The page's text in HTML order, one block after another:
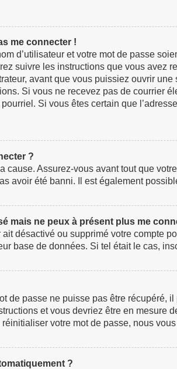
me connecter !
d’utilisateur et votre mot de passe
suivre les instructions que vous
avant que vous puissiez ouvrir
Si vous ne recevez pas de courrier
Si vous êtes certain que
?
cause. Assurez-vous avant tout que
avoir été banni. Il est également
mais ne peux à présent plus me
ait désactivé ou supprimé votre
base de données. Si tel était le cas,
de passe ne puisse pas être récupéré,
et vous devriez être en mesure
votre mot de passe, nous
?